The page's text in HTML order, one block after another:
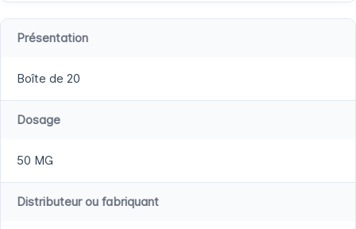
Présentation
Boîte de 20
Dosage
50 MG
Distributeur ou fabriquant